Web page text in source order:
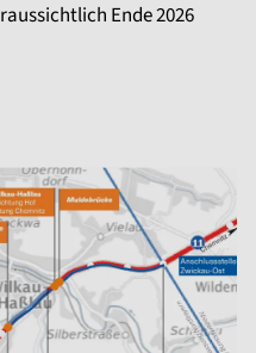
Ende 2026